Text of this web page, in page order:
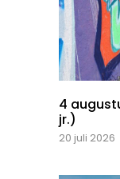
4
jr.)
20 juli 2026